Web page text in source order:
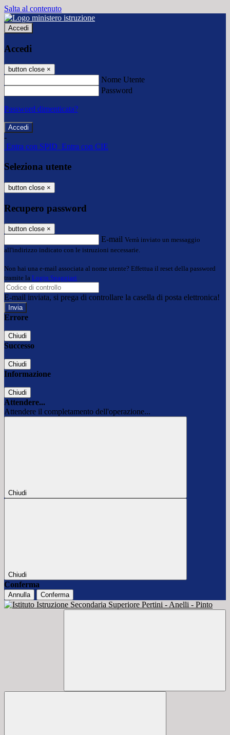
Salta al contenuto
Accedi
Accedi
button close ×
Nome Utente
Password
Password dimenticata?
-
Entra con SPID Entra con CIE
Seleziona utente
button close ×
Recupero password
button close ×
E-mail Verrà inviato un messaggio
all'indirizzo indicato con le istruzioni necessarie.
Non hai una e-mail associata al nome utente? Effettua il reset della password
tramite la Login Spaggiari
E-mail inviata, si prega di controllare la casella di posta elettronica!
Errore
Chiudi
Successo
Chiudi
Informazione
Chiudi
Attendere...
Attendere il completamento dell'operazione...
Chiudi
Chiudi
Conferma
Annulla Conferma